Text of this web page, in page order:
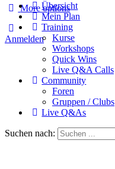
More options
Anmelden
Übersicht
Mein Plan
Training
Kurse
Workshops
Quick Wins
Live Q&A Calls
Community
Foren
Gruppen / Clubs
Live Q&As
Suchen nach: